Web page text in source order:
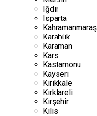
Iğdır
Isparta
Kahramanmaraş
Karabük
Karaman
Kars
Kastamonu
Kayseri
Kırıkkale
Kırklareli
Kırşehir
Kilis